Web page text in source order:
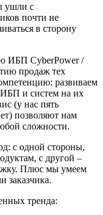
ушли с
почти не
в сторону
ИБП CyberPower /
продаж тех
развиваем
и систем на их
(у нас пять
позволяют нам
сложности.
с одной стороны,
с другой –
Плюс мы умеем
заказчика.
тренда: